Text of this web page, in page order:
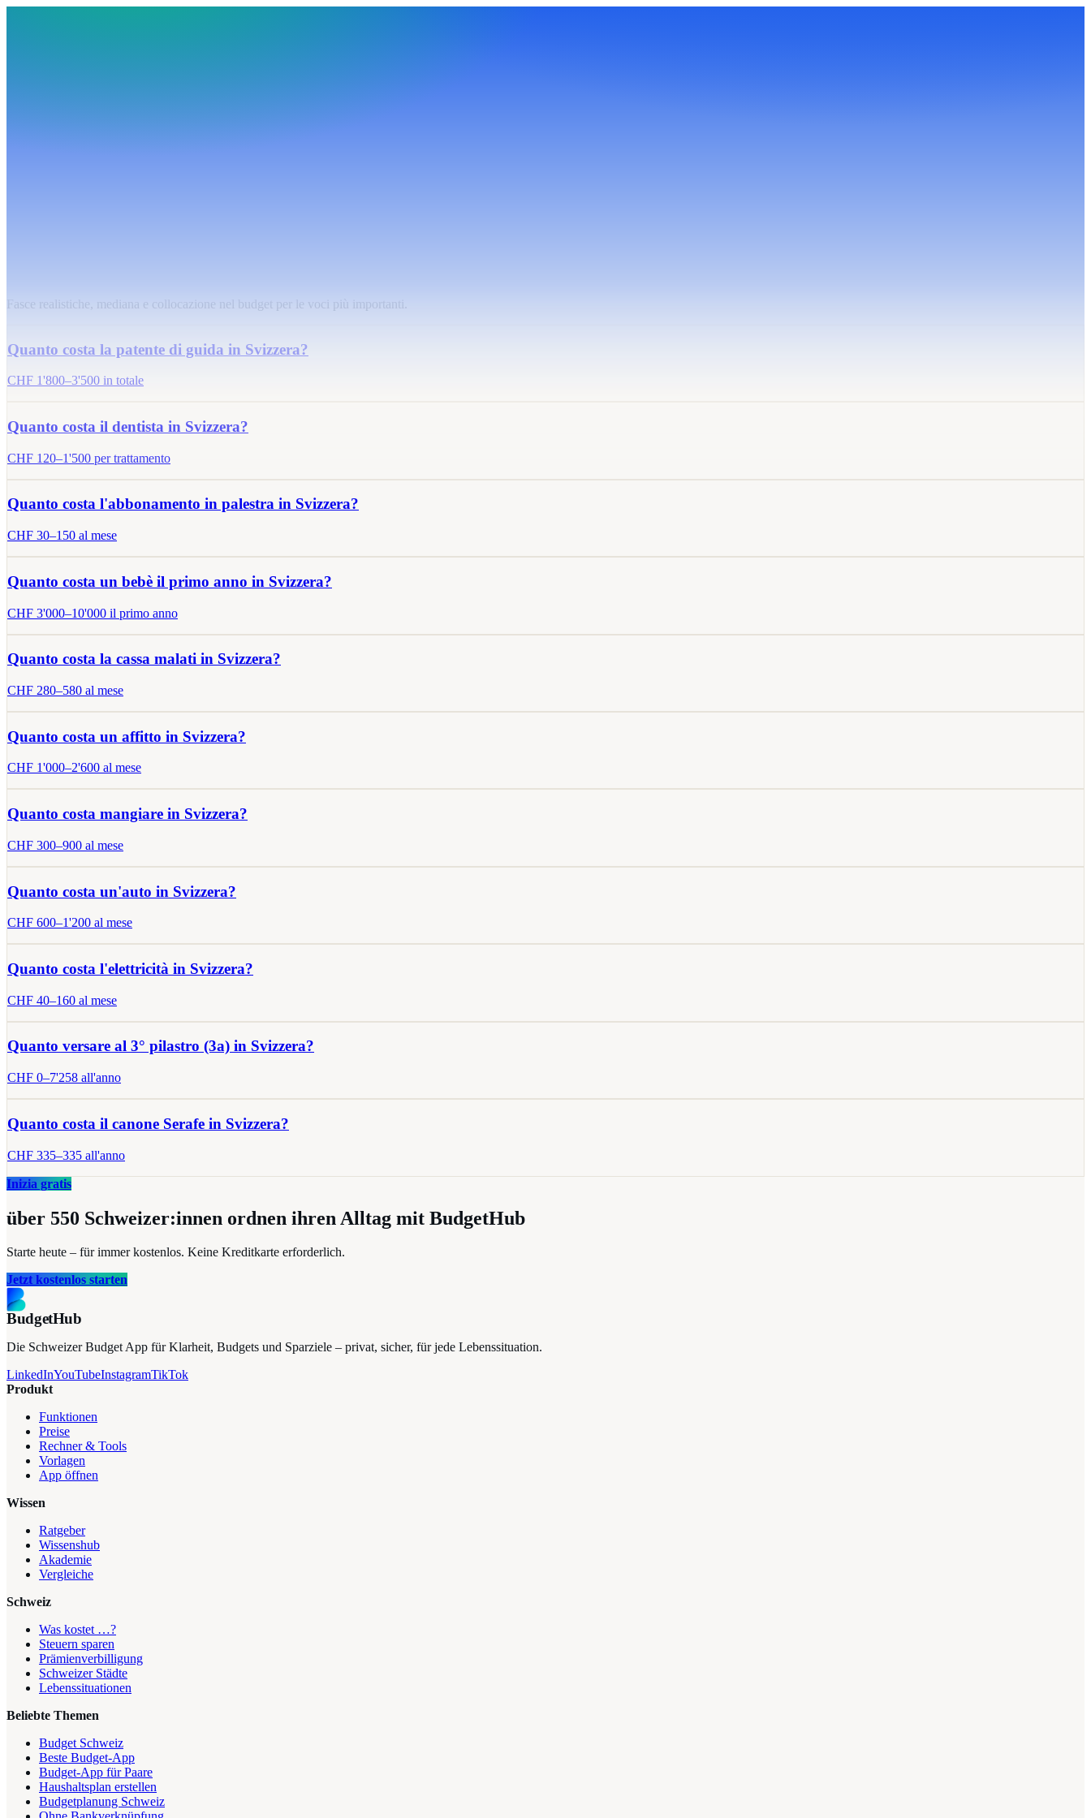
Fasce realistiche, mediana e collocazione nel budget per le voci più importanti.
Quanto costa la patente di guida in Svizzera?
CHF 1'800–3'500 in totale
Quanto costa il dentista in Svizzera?
CHF 120–1'500 per trattamento
Quanto costa l'abbonamento in palestra in Svizzera?
CHF 30–150 al mese
Quanto costa un bebè il primo anno in Svizzera?
CHF 3'000–10'000 il primo anno
Quanto costa la cassa malati in Svizzera?
CHF 280–580 al mese
Quanto costa un affitto in Svizzera?
CHF 1'000–2'600 al mese
Quanto costa mangiare in Svizzera?
CHF 300–900 al mese
Quanto costa un'auto in Svizzera?
CHF 600–1'200 al mese
Quanto costa l'elettricità in Svizzera?
CHF 40–160 al mese
Quanto versare al 3° pilastro (3a) in Svizzera?
CHF 0–7'258 all'anno
Quanto costa il canone Serafe in Svizzera?
CHF 335–335 all'anno
Inizia gratis
über 550 Schweizer:innen ordnen ihren Alltag mit BudgetHub
Starte heute – für immer kostenlos. Keine Kreditkarte erforderlich.
Jetzt kostenlos starten
BudgetHub
Die Schweizer Budget App für Klarheit, Budgets und Sparziele – privat, sicher, für jede Lebenssituation.
LinkedInYouTubeInstagramTikTok
Produkt
Funktionen
Preise
Rechner & Tools
Vorlagen
App öffnen
Wissen
Ratgeber
Wissenshub
Akademie
Vergleiche
Schweiz
Was kostet …?
Steuern sparen
Prämienverbilligung
Schweizer Städte
Lebenssituationen
Beliebte Themen
Budget Schweiz
Beste Budget-App
Budget-App für Paare
Haushaltsplan erstellen
Budgetplanung Schweiz